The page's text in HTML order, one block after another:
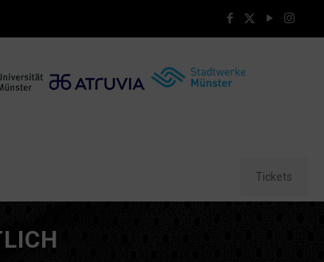
Tickets